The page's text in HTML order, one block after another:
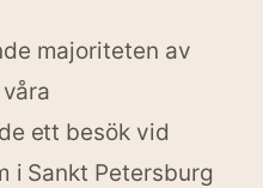
majoriteten av
ett besök vid
i Sankt Petersburg